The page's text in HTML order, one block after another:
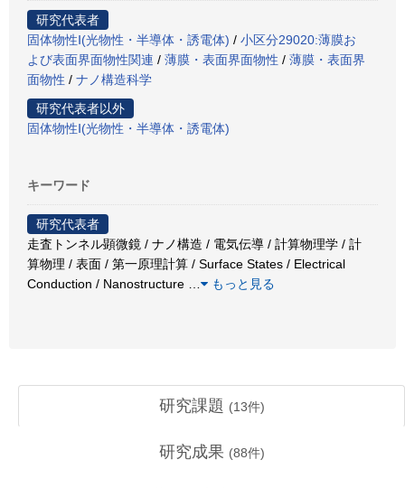
研究代表者
固体物性Ⅰ(光物性・半導体・誘電体) / 小区分29020:薄膜お
よび表面界面物性関連 / 薄膜・表面界面物性 / 薄膜・表面界
面物性 / ナノ構造科学
研究代表者以外
固体物性Ⅰ(光物性・半導体・誘電体)
キーワード
研究代表者
走査トンネル顕微鏡 / ナノ構造 / 電気伝導 / 計算物理学 / 計
算物理 / 表面 / 第一原理計算 / Surface States / Electrical
Conduction / Nanostructure
もっと見る
研究課題 (13件)
研究成果 (88件)